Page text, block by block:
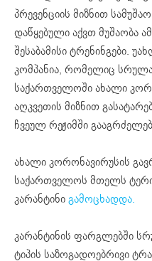
პრევენციის მიზნით
დაწყებული აქვთ მუშაობა
შესაბამისი ტრენინგები.
კომპანია, რომელიც
საქართველოში ახალი
აღკვეთის მიზნით
ჩვეულ რეჟიმში
ახალი კორონავირუსის
საქართველოს მთელს
კარანტინიგამოცხადდა.
კარანტინის ფარგლებში
ტიპის საზოგადოებრივი